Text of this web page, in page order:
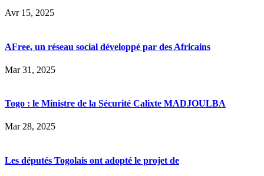
Avr 15, 2025
AFree, un réseau social développé par des Africains
Mar 31, 2025
Togo : le Ministre de la Sécurité Calixte MADJOULBA
Mar 28, 2025
Les députés Togolais ont adopté le projet de